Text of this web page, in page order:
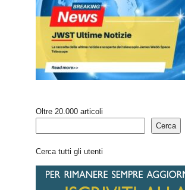
Oltre 20.000 articoli
Cerca
Cerca tutti gli utenti